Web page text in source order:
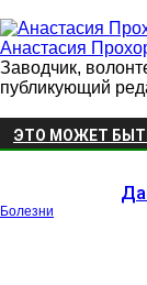
Анастасия
Заводчик,
публикующий
ЭТО МОЖЕТ
Болезни